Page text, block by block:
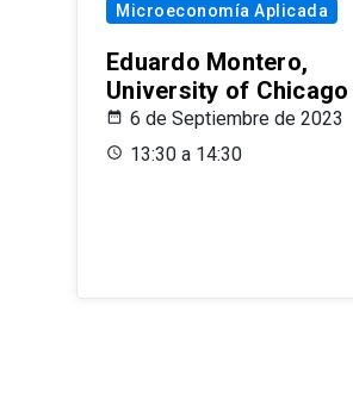
Microeconomía Aplicada
Eduardo Montero,
University of Chicago
6 de Septiembre de 2023
13:30 a 14:30